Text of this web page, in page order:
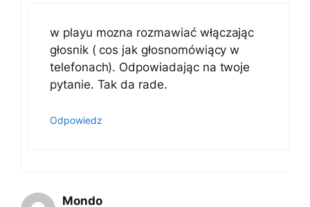
w playu mozna rozmawiać włączając
głosnik ( cos jak głosnomówiący w
telefonach). Odpowiadając na twoje
pytanie. Tak da rade.
Odpowiedz
Mondo